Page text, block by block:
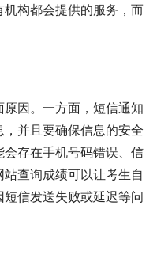
构都会提供的服务，而
因。一方面，短信通知
并且要确保信息的安全
存在手机号码错误、信
查询成绩可以让考生自
信发送失败或延迟等问